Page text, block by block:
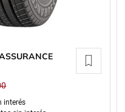
interés